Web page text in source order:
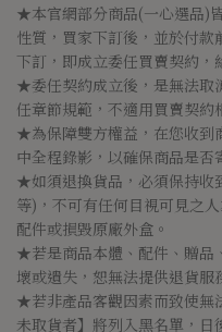
★本官網部分商品(一心選品)
性質，買家下訂後，並於付
下訂，即成立委任買賣契約，
★委任契約成立後，是無法取
任章節規範，不適用買賣契約
★為保障雙方權益，在您收到
中全程錄影，以確保商品是否
★如須退換貨品，必須保持收
等)，不可有任何目視可見之
配件或損毀原廠外盒。
★若是商品本體、配件、贈品
壞或遺失，恕無法提供退貨服
★若非產品客觀因素而致使無
未取貨者】將列入黑名單，日